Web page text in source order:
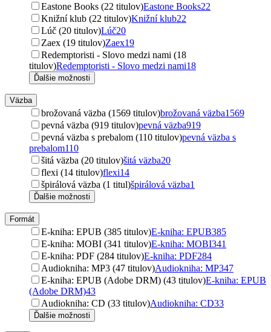
Eastone Books (22 titulov)Eastone Books22
Knižní klub (22 titulov)Knižní klub22
Lúč (20 titulov)Lúč20
Zaex (19 titulov)Zaex19
Redemptoristi - Slovo medzi nami (18
titulov)Redemptoristi - Slovo medzi nami18
Ďalšie možnosti
Väzba
brožovaná väzba (1569 titulov)brožovaná väzba1569
pevná väzba (919 titulov)pevná väzba919
pevná väzba s prebalom (110 titulov)pevná väzba s
prebalom110
šitá väzba (20 titulov)šitá väzba20
flexi (14 titulov)flexi14
špirálová väzba (1 titul)špirálová väzba1
Ďalšie možnosti
Formát
E-kniha: EPUB (385 titulov)E-kniha: EPUB385
E-kniha: MOBI (341 titulov)E-kniha: MOBI341
E-kniha: PDF (284 titulov)E-kniha: PDF284
Audiokniha: MP3 (47 titulov)Audiokniha: MP347
E-kniha: EPUB (Adobe DRM) (43 titulov)E-kniha: EPUB
(Adobe DRM)43
Audiokniha: CD (33 titulov)Audiokniha: CD33
Ďalšie možnosti